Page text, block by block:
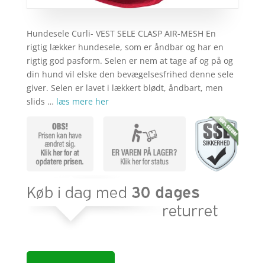
Hundesele Curli- VEST SELE CLASP AIR-MESH En
rigtig lækker hundesele, som er åndbar og har en
rigtig god pasform. Selen er nem at tage af og på og
din hund vil elske den bevægelsesfrihed denne sele
giver. Selen er lavet i lækkert blødt, åndbart, men
slids … læs mere her